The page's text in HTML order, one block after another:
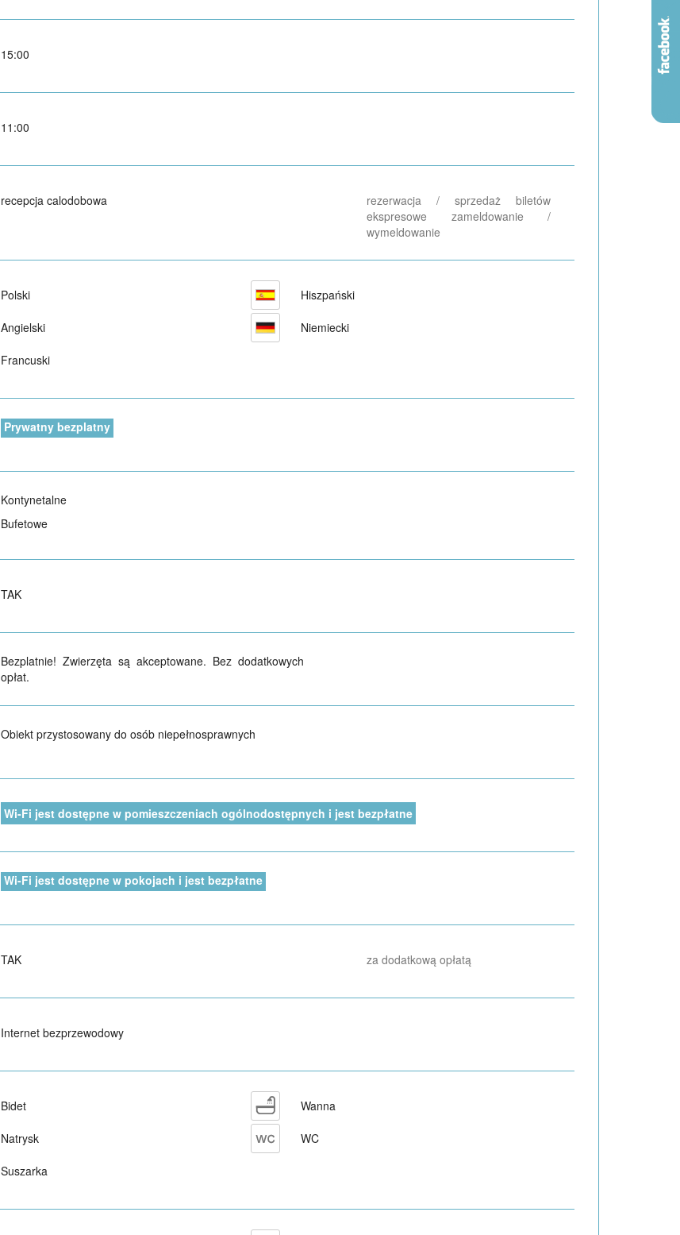
15:00
11:00
recepcja calodobowa
rezerwacja / sprzedaż biletów
ekspresowe zameldowanie /
wymeldowanie
Polski
Angielski
Francuski
Hiszpański
Niemiecki
Prywatny bezplatny
Kontynetalne
Bufetowe
TAK
Bezplatnie! Zwierzęta są akceptowane. Bez dodatkowych
opłat.
Obiekt przystosowany do osób niepełnosprawnych
Wi-Fi jest dostępne w pomieszczeniach ogólnodostępnych i jest bezpłatne
Wi-Fi jest dostępne w pokojach i jest bezpłatne
TAK za dodatkową opłatą
Internet bezprzewodowy
Bidet
Natrysk
Suszarka
Wanna
WC